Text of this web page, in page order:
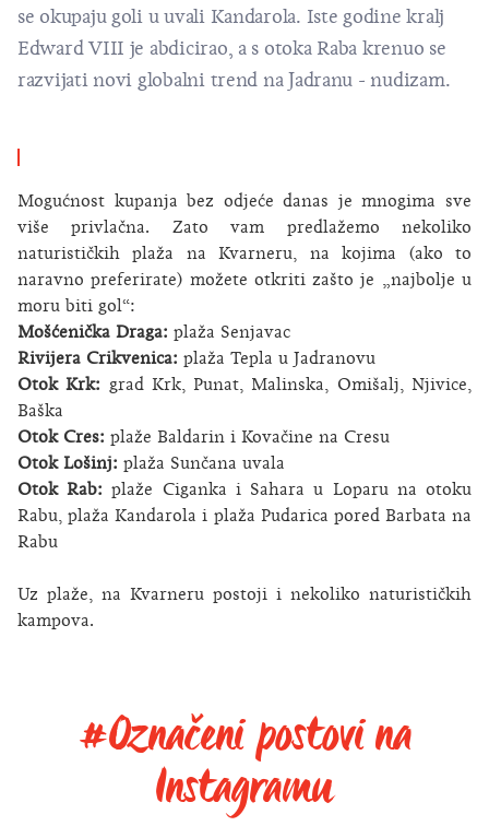
se okupaju goli u uvali Kandarola. Iste godine kralj
Edward VIII je abdicirao, a s otoka Raba krenuo se
razvijati novi globalni trend na Jadranu - nudizam.
Mogućnost kupanja bez odjeće danas je mnogima sve
više privlačna. Zato vam predlažemo nekoliko
naturističkih plaža na Kvarneru, na kojima (ako to
naravno preferirate) možete otkriti zašto je „najbolje u
moru biti gol“:
Mošćenička Draga: plaža Senjavac
Rivijera Crikvenica: plaža Tepla u Jadranovu
Otok Krk: grad Krk, Punat, Malinska, Omišalj, Njivice,
Baška
Otok Cres: plaže Baldarin i Kovačine na Cresu
Otok Lošinj: plaža Sunčana uvala
Otok Rab: plaže Ciganka i Sahara u Loparu na otoku
Rabu, plaža Kandarola i plaža Pudarica pored Barbata na
Rabu
Uz plaže, na Kvarneru postoji i nekoliko naturističkih
kampova.
#Označeni postovi na
Instagramu